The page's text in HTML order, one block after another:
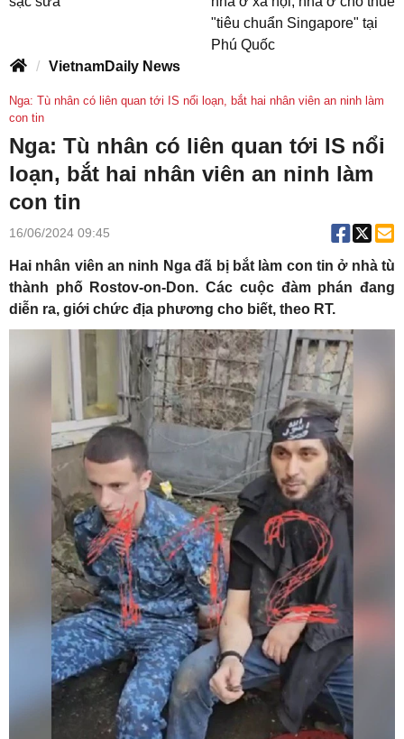
"tiêu chuẩn Singapore" tại
Phú Quốc
VietnamDaily News
Nga: Tù nhân có liên quan tới IS nổi loạn, bắt hai nhân viên an ninh làm
con tin
Nga: Tù nhân có liên quan tới IS nổi
loạn, bắt hai nhân viên an ninh làm
con tin
16/06/2024 09:45
Hai nhân viên an ninh Nga đã bị bắt làm con tin ở nhà tù
thành phố Rostov-on-Don. Các cuộc đàm phán đang
diễn ra, giới chức địa phương cho biết, theo RT.